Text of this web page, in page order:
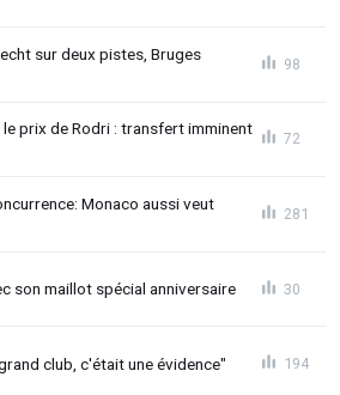
sur deux pistes, Bruges
98
prix de Rodri : transfert imminent
72
Monaco aussi veut
281
son maillot spécial anniversaire 30
club, c'était une évidence" 194